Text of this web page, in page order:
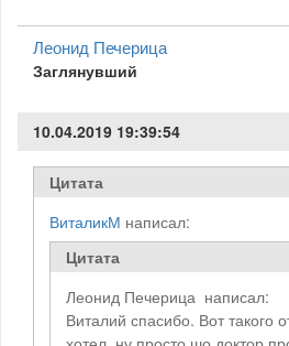
Леонид Печерица
Заглянувший
10.04.2019 19:39:54
Цитата
ВиталикМ написал:
Цитата
Леонид Печерица написал:
Виталий спасибо. Вот такого